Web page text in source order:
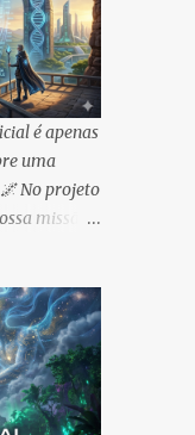
é apenas
uma
No projeto
missão é
celebrar
liberei o
passaporte
sua